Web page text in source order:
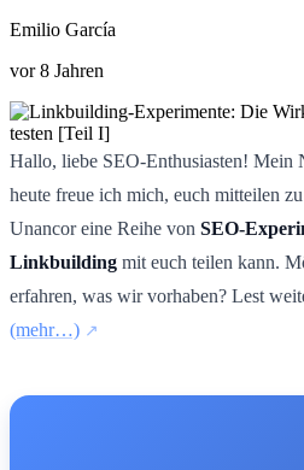
Emilio García
vor 8 Jahren
Hallo, liebe SEO-Enthusiasten! Mein
heute freue ich mich, euch mitteilen
Unancor eine Reihe von SEO-
Linkbuilding mit euch teilen kann.
erfahren, was wir vorhaben? Lest
(mehr…)